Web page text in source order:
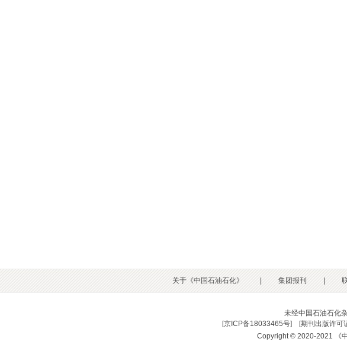
关于《中国石油石化》 集团报刊
未经中国石油石化
[京ICP备18033465号] [期刊出版许可
Copyright © 2020-2021 《